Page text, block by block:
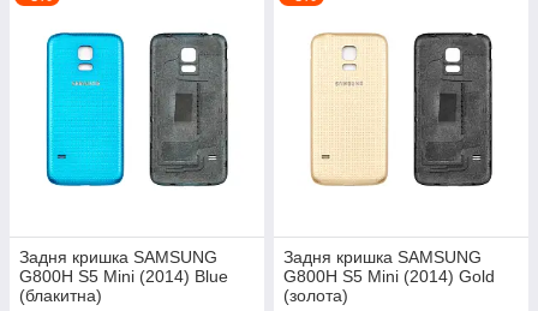
Задня кришка SAMSUNG
G800H S5 Mini (2014) Blue
(блакитна)
Задня кришка SAMSUNG
G800H S5 Mini (2014) Gold
(золота)